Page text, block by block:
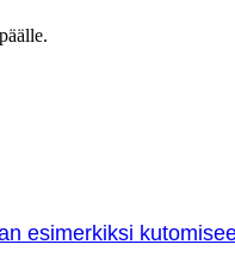
esimerkiksi